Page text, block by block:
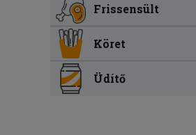
Frissensült
Köret
Üdítő